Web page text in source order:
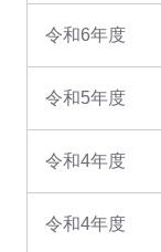
令和6年度
令和5年度
令和4年度
令和4年度